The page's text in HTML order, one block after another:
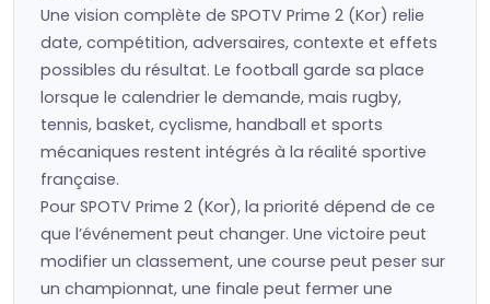
Une vision complète de SPOTV Prime 2 (Kor) relie
date, compétition, adversaires, contexte et effets
possibles du résultat. Le football garde sa place
lorsque le calendrier le demande, mais rugby,
tennis, basket, cyclisme, handball et sports
mécaniques restent intégrés à la réalité sportive
française.
Pour SPOTV Prime 2 (Kor), la priorité dépend de ce
que l’événement peut changer. Une victoire peut
modifier un classement, une course peut peser sur
un championnat, une finale peut fermer une